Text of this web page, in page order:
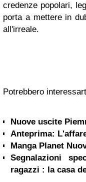
credenze popolari,
porta a mettere in
all'irreale.
Potrebbero
Nuove uscite
Anteprima:
Manga Planet
Segnalazioni
ragazzi : la casa